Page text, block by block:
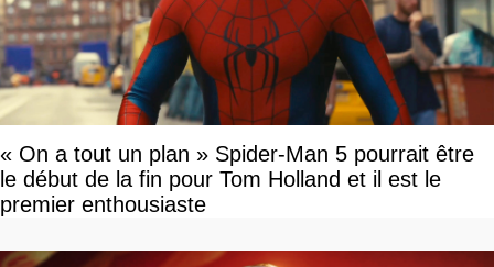
« On a tout un plan » Spider-Man 5 pourrait être
le début de la fin pour Tom Holland et il est le
premier enthousiaste